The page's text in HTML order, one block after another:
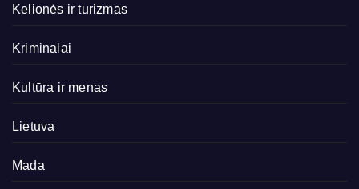
Kelionės ir turizmas
Kriminalai
Kultūra ir menas
Lietuva
Mada